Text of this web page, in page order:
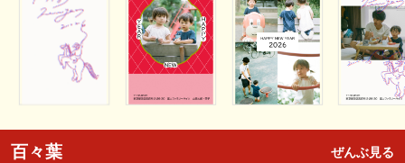
百々葉 ぜんぶ見る